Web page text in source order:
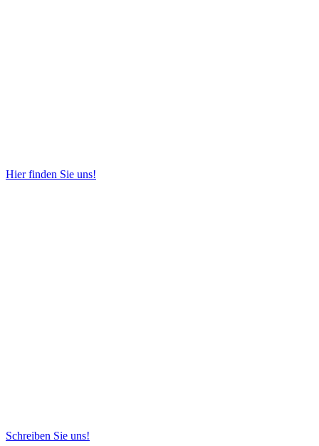
Hier finden Sie uns!
Schreiben Sie uns!